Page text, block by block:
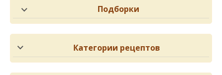
Подборки
Категории рецептов